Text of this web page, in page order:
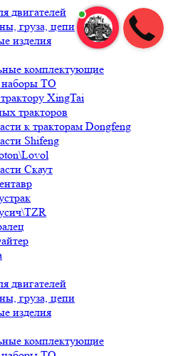
двигателей
груза, цепи
изделия
комплектующие
ТО
XingTai
тракторов
к тракторам Dongfeng
Shifeng
Скаут
двигателей
груза, цепи
изделия
комплектующие